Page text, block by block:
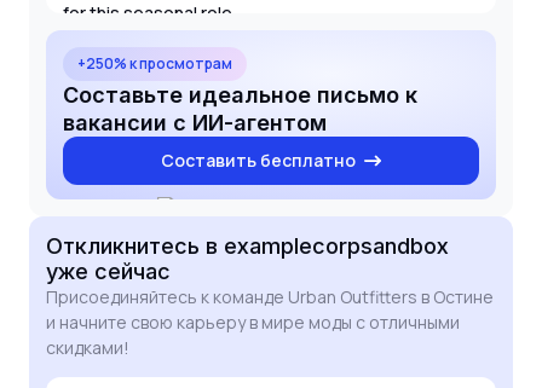
for this seasonal role.
+250% к просмотрам
Составьте идеальное письмо к
вакансии с ИИ-агентом
Составить бесплатно
Откликнитесь в examplecorpsandbox
уже сейчас
Присоединяйтесь к команде Urban Outfitters в Остине
и начните свою карьеру в мире моды с отличными
скидками!